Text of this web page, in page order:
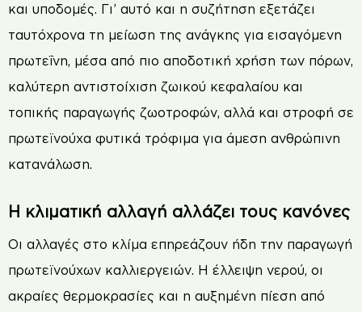
και υποδομές. Γι’ αυτό και η συζήτηση εξετάζει
ταυτόχρονα τη μείωση της ανάγκης για εισαγόμενη
πρωτεΐνη, μέσα από πιο αποδοτική χρήση των πόρων,
καλύτερη αντιστοίχιση ζωικού κεφαλαίου και
τοπικής παραγωγής ζωοτροφών, αλλά και στροφή σε
πρωτεϊνούχα φυτικά τρόφιμα για άμεση ανθρώπινη
κατανάλωση.
Η κλιματική αλλαγή αλλάζει τους κανόνες
Οι αλλαγές στο κλίμα επηρεάζουν ήδη την παραγωγή
πρωτεϊνούχων καλλιεργειών. Η έλλειψη νερού, οι
ακραίες θερμοκρασίες και η αυξημένη πίεση από